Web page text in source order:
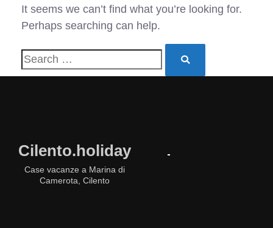
It seems we can’t find what you’re looking for.
Perhaps searching can help.
Cilento.holiday
Case vacanze a Marina di
Camerota, Cilento